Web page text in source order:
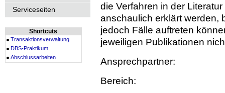
Serviceseiten
Shortcuts
Transaktionsverwaltung
DBS-Praktikum
Abschlussarbeiten
die Verfahren in der
anschaulich erklärt werden,
jedoch Fälle auftreten
jeweiligen Publikationen
Ansprechpartner:
Bereich: